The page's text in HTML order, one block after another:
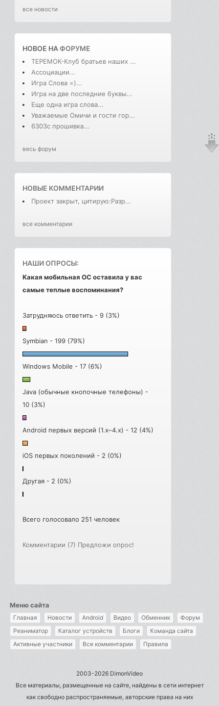
все новости
НОВОЕ НАФОРУМЕ
ТЕРЕМОК-Клуб братьев наших ...
Ассоциации...
Игра Слова =)...
Игра на две последние буквы...
Еще одна игра слова...
Уважаемые Омичи и гости гор...
6303с прошивка...
весь форум
НОВЫЕ КОММЕНТАРИИ
Проект закрыт, цитирую:Разр...
все комментарии
НАШИ ОПРОСЫ:
Какая мобильная ОС оставила у вас
самые теплые воспоминания?
Затрудняюсь ответить - 9 (3%)
Symbian - 199 (79%)
Windows Mobile - 17 (6%)
Java (обычные кнопочные телефоны) -
10 (3%)
Android первых версий (1.x–4.x) - 12 (4%)
iOS первых поколений - 2 (0%)
Другая - 2 (0%)
Всего голосовало 251 человек
Комментарии (7) Предложи опрос!
Меню сайта
Главная Новости Android Видео Обменник
Форум
Реаниматор
Каталог устройств Блоги
Команда сайта
Активные участники
Все комментарии Правила
2003-2026 DimonVideo
Все материалы, размещенные на сайте, найдены в сети интернет
как свободно распространяемые, авторские права на них